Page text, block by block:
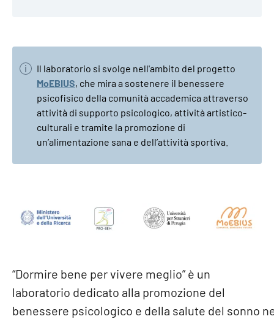
Il laboratorio si svolge nell'ambito del progetto
MoEBIUS, che mira a sostenere il benessere
psicofisico della comunità accademica attraverso
attività di supporto psicologico, attività artistico-
culturali e tramite la promozione di
un’alimentazione sana e dell’attività sportiva.
“Dormire bene per vivere meglio” è un
laboratorio dedicato alla promozione del
benessere psicologico e della salute del sonno